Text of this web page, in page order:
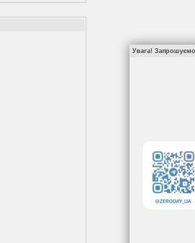
Увага! Запрошуємо